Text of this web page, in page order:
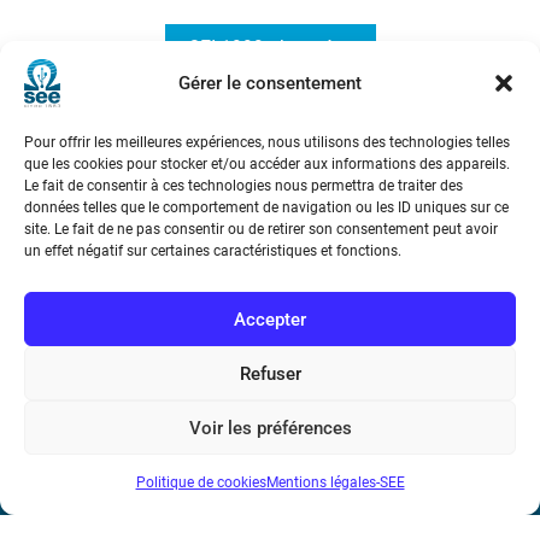
Gérer le consentement
Pour offrir les meilleures expériences, nous utilisons des technologies telles
que les cookies pour stocker et/ou accéder aux informations des appareils.
Le fait de consentir à ces technologies nous permettra de traiter des
données telles que le comportement de navigation ou les ID uniques sur ce
site. Le fait de ne pas consentir ou de retirer son consentement peut avoir
un effet négatif sur certaines caractéristiques et fonctions.
Accepter
Refuser
Voir les préférences
Politique de cookiesMentions légales-SEE
3EI 1999- Journées
Société de l’Electricité, de l’Electronique et des Technologies
de l’Information et de la Communication
17 rue de l’Amiral Hamelin75116 Paris